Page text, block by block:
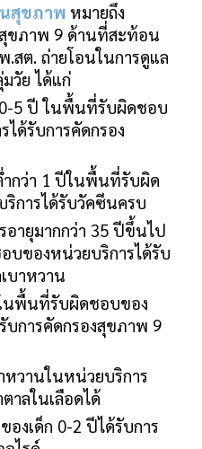
สุขภาพ หมายถึง
ขภาพ 9 ด้านที่สะท้อน
สต. ถ่ายโอนในการดูแล
วัย ได้แก่
0-5 ปี ในพื้นที่รับผิดชอบ
ได้รับการคัดกรอง
ำกว่า 1 ปีในพื้นที่รับผิด
การได้รับวัคซีนครบ
อายุมากกว่า 35 ปีขึ้นไป
ของหน่วยบริการได้รับ
บาหวาน
นพื้นที่รับผิดชอบของ
บการคัดกรองสุขภาพ 9
หวานในหน่วยบริการ
าลในเลือดได้
องเด็ก 0-2 ปีได้รับการ